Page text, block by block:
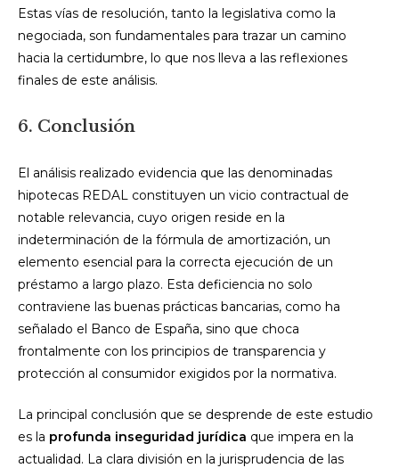
Estas vías de resolución, tanto la legislativa como la
negociada, son fundamentales para trazar un camino
hacia la certidumbre, lo que nos lleva a las reflexiones
finales de este análisis.
6. Conclusión
El análisis realizado evidencia que las denominadas
hipotecas REDAL constituyen un vicio contractual de
notable relevancia, cuyo origen reside en la
indeterminación de la fórmula de amortización, un
elemento esencial para la correcta ejecución de un
préstamo a largo plazo. Esta deficiencia no solo
contraviene las buenas prácticas bancarias, como ha
señalado el Banco de España, sino que choca
frontalmente con los principios de transparencia y
protección al consumidor exigidos por la normativa.
La principal conclusión que se desprende de este estudio
es la profunda inseguridad jurídica que impera en la
actualidad. La clara división en la jurisprudencia de las